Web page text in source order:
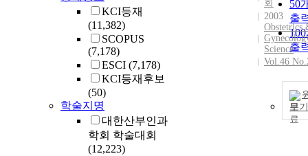
KCI등재
(11,382)
SCOPUS
(7,178)
ESCI (7,178)
KCI등재후보
(50)
학술지명
대한산부인과
학회 학술대회
(12,223)
50
출
출
회
2003
Obstetrics
Science
Vol.46
보기